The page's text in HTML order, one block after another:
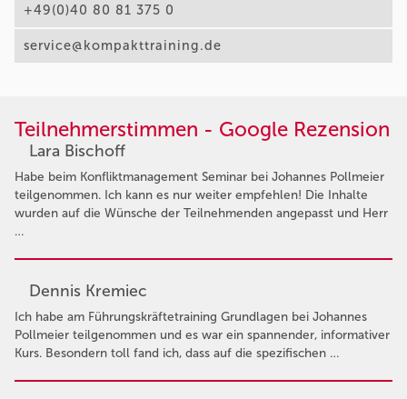
+49(0)40 80 81 375 0
service@kompakttraining.de
Teilnehmerstimmen - Google Rezension
Lara Bischoff
Habe beim Konfliktmanagement Seminar bei Johannes Pollmeier
teilgenommen. Ich kann es nur weiter empfehlen! Die Inhalte
wurden auf die Wünsche der Teilnehmenden angepasst und Herr
…
Dennis Kremiec
Ich habe am Führungskräftetraining Grundlagen bei Johannes
Pollmeier teilgenommen und es war ein spannender, informativer
Kurs. Besondern toll fand ich, dass auf die spezifischen …